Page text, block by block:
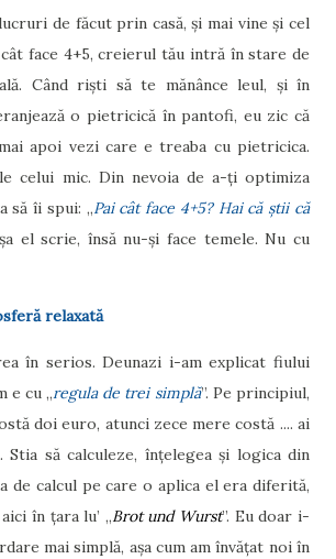
de făcut prin casă, și mai vine și cel
face 4+5, creierul tău intră în stare de
Când riști să te mănânce leul, și în
o pietricică în pantofi, eu zic că
apoi vezi care e treaba cu pietricica.
celui mic. Din nevoia de a-ți optimiza
să îi spui: „Pai cât face 4+5? Hai că știi că
el scrie, însă nu-și face temele. Nu cu
relaxată
în serios. Deunazi i-am explicat fiului
e cu „regula de trei simplă”. Pe principiul,
doi euro, atunci zece mere costă .... ai
să calculeze, înțelegea și logica din
de calcul pe care o aplica el era diferită,
în țara lu’ „Brot und Wurst”. Eu doar i-
mai simplă, așa cum am învățat noi în